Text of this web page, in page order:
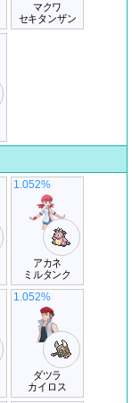
マクワ
セキタンザン
アカネ
ミルタンク
1.052%
ダツラ
カイロス
1.052%